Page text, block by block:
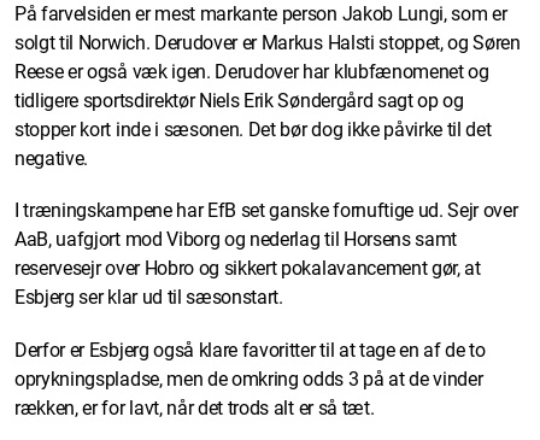
På farvelsiden er mest markante person Jakob Lungi, som er
solgt til Norwich. Derudover er Markus Halsti stoppet, og Søren
Reese er også væk igen. Derudover har klubfænomenet og
tidligere sportsdirektør Niels Erik Søndergård sagt op og
stopper kort inde i sæsonen. Det bør dog ikke påvirke til det
negative.
I træningskampene har EfB set ganske fornuftige ud. Sejr over
AaB, uafgjort mod Viborg og nederlag til Horsens samt
reservesejr over Hobro og sikkert pokalavancement gør, at
Esbjerg ser klar ud til sæsonstart.
Derfor er Esbjerg også klare favoritter til at tage en af de to
oprykningspladse, men de omkring odds 3 på at de vinder
rækken, er for lavt, når det trods alt er så tæt.